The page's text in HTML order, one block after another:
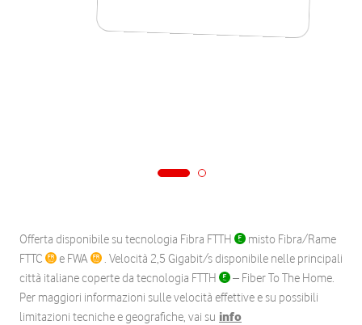
Offerta disponibile su tecnologia Fibra FTTH
misto Fibra/Rame
FTTC
e FWA
. Velocità 2,5 Gigabit/s disponibile nelle principali
città italiane coperte da tecnologia FTTH
– Fiber To The Home.
Per maggiori informazioni sulle velocità effettive e su possibili
limitazioni tecniche e geografiche, vai su info